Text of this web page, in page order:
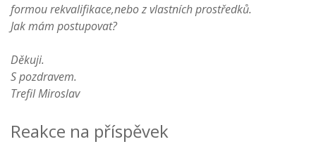
formou rekvalifikace,nebo z vlastních prostředků.
Jak mám postupovat?
Děkuji.
S pozdravem.
Trefil Miroslav
Reakce na příspěvek